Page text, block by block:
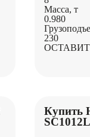
Масса, т
0.980
230
Купить